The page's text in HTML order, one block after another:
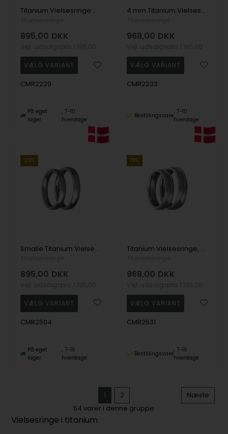
Titanium Vielsesringe med blankpoleret overflade, 6,5 mm bred
895,00 DKK
CMR2229
På eget
lager
7-10
hverdage
4 mm Titanium Vielsesringe, matpoleret med indgraveret streg
968,00 DKK
CMR2233
Bestillingsvare
7-10
hverdage
25%
Smalle Titanium Vielsesringe, blankpoleret, 4 mm bred
895,00 DKK
CMR2504
På eget
lager
7-10
hverdage
19%
Titanium Vielsesringe, matpoleret med snoet blank midte, 6 mm bred
968,00 DKK
CMR2531
Bestillingsvare
7-10
hverdage
1 2
Næste
54 varer i denne gruppe
Vielsesringe i titanium